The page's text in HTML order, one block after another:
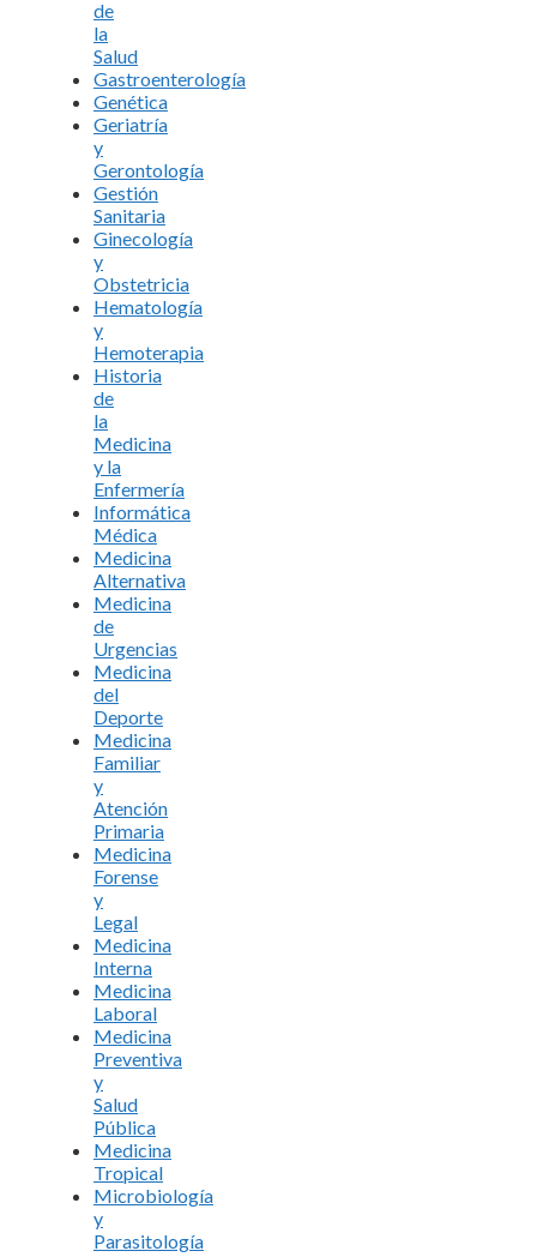
de
la
Salud
Gastroenterología
Genética
Geriatría
y
Gerontología
Gestión
Sanitaria
Ginecología
y
Obstetricia
Hematología
y
Hemoterapia
Historia
de
la
Medicina
y la
Enfermería
Informática
Médica
Medicina
Alternativa
Medicina
de
Urgencias
Medicina
del
Deporte
Medicina
Familiar
y
Atención
Primaria
Medicina
Forense
y
Legal
Medicina
Interna
Medicina
Laboral
Medicina
Preventiva
y
Salud
Pública
Medicina
Tropical
Microbiología
y
Parasitología